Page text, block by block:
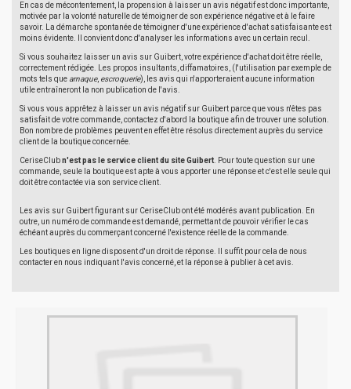
En cas de mécontentement, la propension à laisser un avis négatif est donc importante,
motivée par la volonté naturelle de témoigner de son expérience négative et à le faire
savoir. La démarche spontanée de témoigner d'une expérience d'achat satisfaisante est
moins évidente. Il convient donc d'analyser les informations avec un certain recul.
Si vous souhaitez laisser un avis sur Guibert, votre expérience d'achat doit être réelle,
correctement rédigée. Les propos insultants, diffamatoires, (l'utilisation par exemple de
mots tels que arnaque, escroquerie), les avis qui n'apporteraient aucune information
utile entraîneront la non publication de l'avis.
Si vous vous apprêtez à laisser un avis négatif sur Guibert parce que vous n'êtes pas
satisfait de votre commande, contactez d'abord la boutique afin de trouver une solution.
Bon nombre de problèmes peuvent en effet être résolus directement auprès du service
client de la boutique concernée.
CeriseClubn'est pas le service client du site Guibert . Pour toute question sur une
commande, seule la boutique est apte à vous apporter une réponse et c'est elle seule qui
doit être contactée via son service client.
Les avis sur Guibert figurant sur CeriseClub ont été modérés avant publication. En
outre, un numéro de commande est demandé, permettant de pouvoir vérifier le cas
échéant auprès du commerçant concerné l'existence réelle de la commande.
Les boutiques en ligne disposent d'un droit de réponse. Il suffit pour cela de nous
contacter en nous indiquant l'avis concerné, et la réponse à publier à cet avis.